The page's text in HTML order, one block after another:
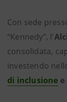
Con sede
“Kennedy”, l'
consolidata,
investendo
di inclusione